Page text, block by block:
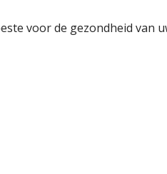
voor de gezondheid van